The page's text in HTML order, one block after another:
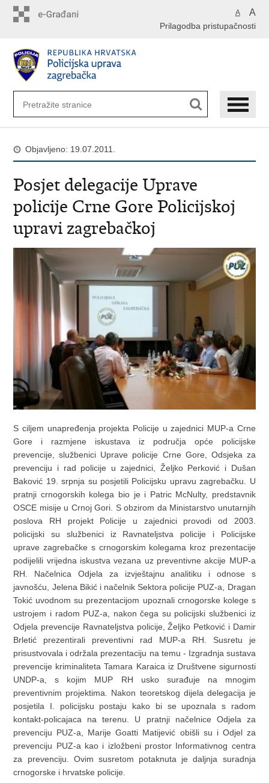
A A
Prilagodba pristupačnosti
Objavljeno: 19.07.2011.
Posjet delegacije Uprave
policije Crne Gore Policijskoj
upravi zagrebačkoj
S ciljem unapređenja projekta Policije u zajednici MUP-a Crne
Gore i razmjene iskustava iz područja opće policijske
prevencije, službenici Uprave policije Crne Gore, Odsjeka za
prevenciju i rad policije u zajednici, Željko Perković i Dušan
Baković 19. srpnja su posjetili Policijsku upravu zagrebačku. U
pratnji crnogorskih kolega bio je i Patric McNulty, predstavnik
OSCE misije u Crnoj Gori. S obzirom da Ministarstvo unutarnjih
poslova RH projekt Policije u zajednici provodi od 2003.
policijski su službenici iz Ravnateljstva policije i Policijske
uprave zagrebačke s crnogorskim kolegama kroz prezentacije
podijelili vrijedna iskustva vezana uz preventivne akcije MUP-a
RH. Načelnica Odjela za izvještajnu analitiku i odnose s
javnošću, Jelena Bikić i načelnik Sektora policije PUZ-a, Dragan
Tokić uvodnom su prezentacijom upoznali crnogorske kolege s
ustrojem i radom PUZ-a, nakon čega su policijski službenici iz
Odjela prevencije Ravnateljstva policije, Željko Petković i Damir
Brletić prezentirali preventivni rad MUP-a RH. Susretu je
prisustvovala i održala prezentaciju na temu - Izgradnja sustava
prevencije kriminaliteta Tamara Karaica iz Društvene sigurnosti
UNDP-a, s kojim MUP RH usko surađuje na mnogim
preventivnim projektima. Nakon teoretskog dijela delegacija je
posjetila I. policijsku postaju kako bi se upoznala s radom
kontakt-policajaca na terenu. U pratnji načelnice Odjela za
prevenciju PUZ-a, Marije Goatti Matijević obišli su i Odjel za
prevenciju PUZ-a kao i izložbeni prostor Informativnog centra
za prevenciju. Ovim susretom potaknuta je daljnja suradnja
crnogorske i hrvatske policije.